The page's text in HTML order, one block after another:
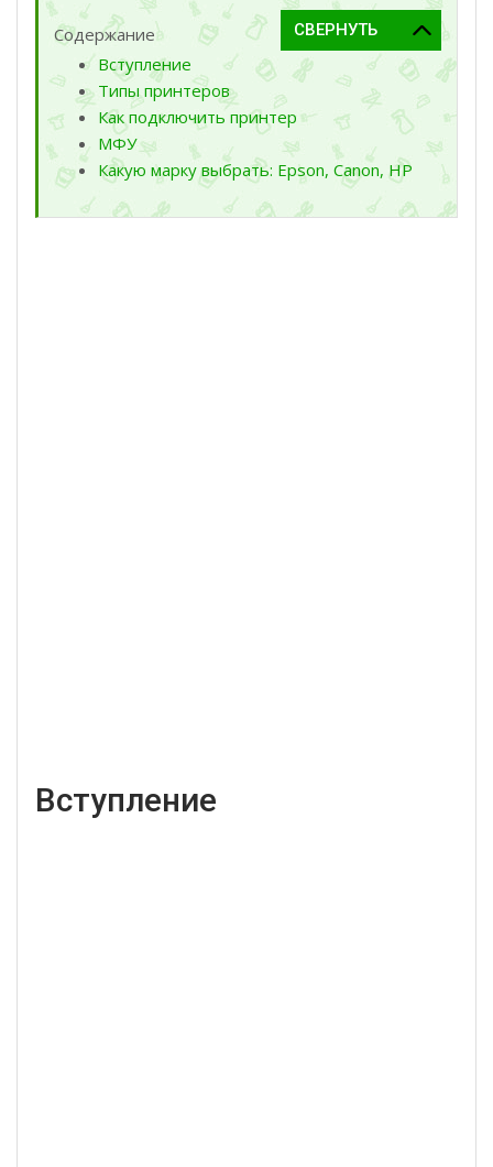
Содержание
Вступление
Типы принтеров
Как подключить принтер
МФУ
Какую марку выбрать: Epson, Canon, HP
Вступление